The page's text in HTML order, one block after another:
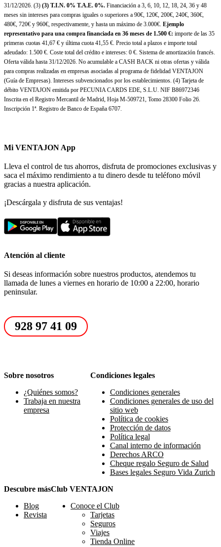
31/12/2026. (3) (3) T.I.N. 0% T.A.E. 0%. Financiación a 3, 6, 10, 12, 18, 24, 36 y 48
meses sin intereses para compras iguales o superiores a 90€, 120€, 200€, 240€, 360€,
480€, 720€ y 960€, respectivamente, y hasta un máximo de 3.000€. Ejemplo
representativo para una compra financiada en 36 meses de 1.500 €: importe de las 35
primeras cuotas 41,67 € y última cuota 41,55 €. Precio total a plazos e importe total
adeudado: 1.500 €. Coste total del crédito e intereses: 0 €. Sistema de amortización francés.
Oferta válida hasta 31/12/2026. No acumulable a CASH BACK ni otras ofertas y válida
para compras realizadas en empresas asociadas al programa de fidelidad VENTAJON
(Guía de Empresas). Intereses subvencionados por los establecimientos. (4) Tarjeta de
débito VENTAJON emitida por PECUNIA CARDS EDE, S.L.U. NIF B86972346
Inscrita en el Registro Mercantil de Madrid, Hoja M-509721, Tomo 28300 Folio 26.
Inscripción 1ª. Registro de Banco de España 6707.
Mi VENTAJON App
Lleva el control de tus ahorros, disfruta de promociones exclusivas y
saca el máximo rendimiento a tu dinero desde tu teléfono móvil
gracias a nuestra aplicación.
¡Descárgala y disfruta de sus ventajas!
Atención al cliente
Si deseas información sobre nuestros productos, atendemos tu
llamada de lunes a viernes en horario de 10:00 a 22:00, horario
peninsular.
928 97 41 09
Sobre nosotros
¿Quiénes somos?
Trabaja en nuestra
empresa
Condiciones legales
Condiciones generales
Condiciones generales de uso del
sitio web
Política de cookies
Protección de datos
Política legal
Canal interno de información
Derechos ARCO
Cheque regalo Seguro de Salud
Bases legales Seguro Vida Zurich
Descubre más
Blog
Revista
Club VENTAJON
Conoce el Club
Tarjetas
Seguros
Viajes
Tienda Online